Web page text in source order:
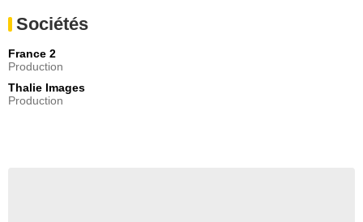
Sociétés
France 2
Production
Thalie Images
Production